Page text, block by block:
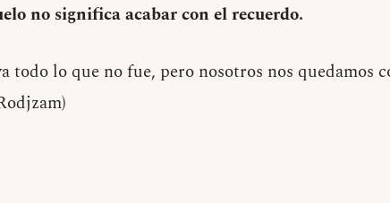
no significa acabar con el recuerdo.
todo lo que no fue, pero nosotros nos quedamos